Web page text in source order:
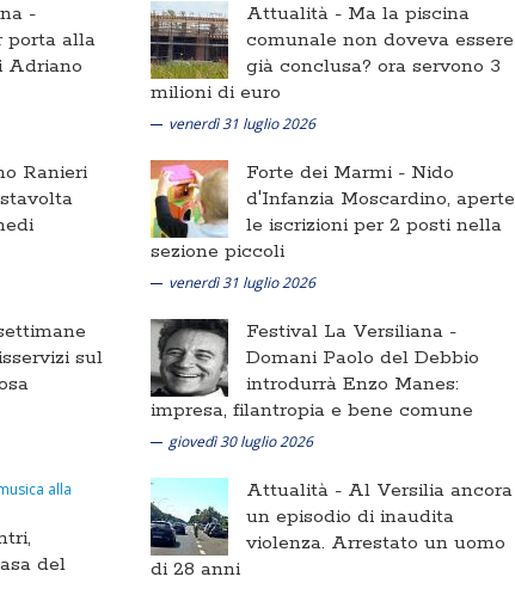
-
porta alla
Adriano
Attualità - Ma la piscina
comunale non doveva essere
già conclusa? ora servono 3
milioni di euro
venerdì 31 luglio 2026
Ranieri
Forte dei Marmi - Nido
d'Infanzia Moscardino, aperte
le iscrizioni per 2 posti nella
sezione piccoli
venerdì 31 luglio 2026
sul
Festival La Versiliana -
Domani Paolo del Debbio
introdurrà Enzo Manes:
impresa, filantropia e bene comune
giovedì 30 luglio 2026
del
Attualità - Al Versilia ancora
un episodio di inaudita
violenza. Arrestato un uomo
di 28 anni